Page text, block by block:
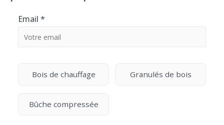
Email *
Bois de chauffage Granulés de bois
Bûche compressée